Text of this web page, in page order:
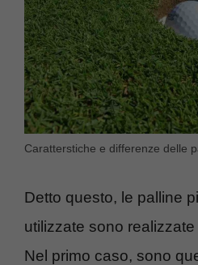
Caratterstiche e differenze delle
Detto questo, le palline
utilizzate sono
Nel primo caso, sono